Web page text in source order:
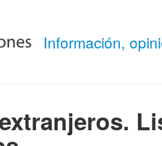
Información,